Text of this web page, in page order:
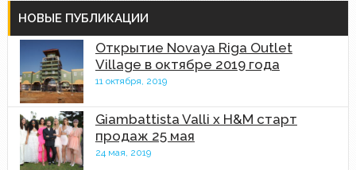
НОВЫЕ ПУБЛИКАЦИИ
Открытие Novaya Riga Outlet
Village в октябре 2019 года
11 октября, 2019
Giambattista Valli x H&M старт
продаж 25 мая
24 мая, 2019